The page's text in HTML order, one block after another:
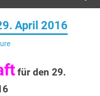
April 2016
für den 29.